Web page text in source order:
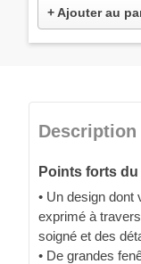
+ Ajouter au
Points forts du
• Un design
exprimé à
soigné et des
• De grandes